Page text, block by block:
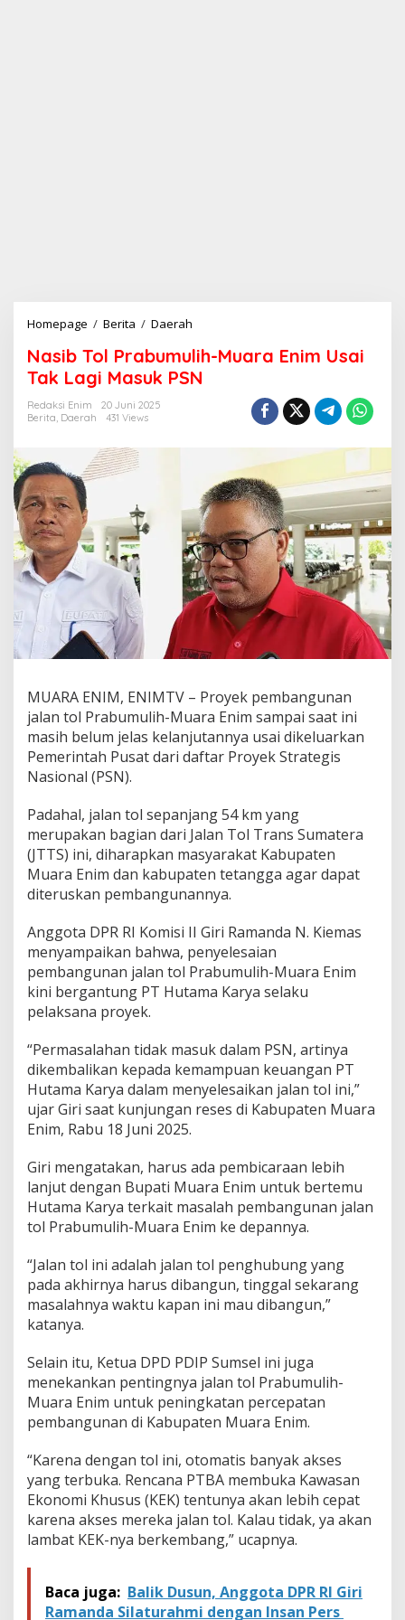
Homepage / Berita / Daerah
s
i
b
b
u
m
u
l
i
h
u
a
E
n
i
m
a
T
a
k
L
g
i
M
a
s
S
N
Nasib Tol Prabumulih-Muara Enim Usai
Tak Lagi Masuk PSN
Redaksi Enim
20 Juni 2025
Berita, Daerah 431 Views
MUARA ENIM, ENIMTV – Proyek pembangunan
jalan tol Prabumulih-Muara Enim sampai saat ini
masih belum jelas kelanjutannya usai dikeluarkan
Pemerintah Pusat dari daftar Proyek Strategis
Nasional (PSN).
Padahal, jalan tol sepanjang 54 km yang
merupakan bagian dari Jalan Tol Trans Sumatera
(JTTS) ini, diharapkan masyarakat Kabupaten
Muara Enim dan kabupaten tetangga agar dapat
diteruskan pembangunannya.
Anggota DPR RI Komisi II Giri Ramanda N. Kiemas
menyampaikan bahwa, penyelesaian
pembangunan jalan tol Prabumulih-Muara Enim
kini bergantung PT Hutama Karya selaku
pelaksana proyek.
“Permasalahan tidak masuk dalam PSN, artinya
dikembalikan kepada kemampuan keuangan PT
Hutama Karya dalam menyelesaikan jalan tol ini,”
ujar Giri saat kunjungan reses di Kabupaten Muara
Enim, Rabu 18 Juni 2025.
Giri mengatakan, harus ada pembicaraan lebih
lanjut dengan Bupati Muara Enim untuk bertemu
Hutama Karya terkait masalah pembangunan jalan
tol Prabumulih-Muara Enim ke depannya.
“Jalan tol ini adalah jalan tol penghubung yang
pada akhirnya harus dibangun, tinggal sekarang
masalahnya waktu kapan ini mau dibangun,”
katanya.
Selain itu, Ketua DPD PDIP Sumsel ini juga
menekankan pentingnya jalan tol Prabumulih-
Muara Enim untuk peningkatan percepatan
pembangunan di Kabupaten Muara Enim.
“Karena dengan tol ini, otomatis banyak akses
yang terbuka. Rencana PTBA membuka Kawasan
Ekonomi Khusus (KEK) tentunya akan lebih cepat
karena akses mereka jalan tol. Kalau tidak, ya akan
lambat KEK-nya berkembang,” ucapnya.
Baca juga: Balik Dusun, Anggota DPR RI Giri
Ramanda Silaturahmi dengan Insan Pers